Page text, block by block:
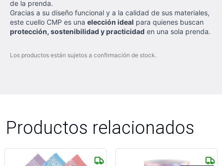
de la prenda.
Gracias a su diseño funcional y a la calidad de sus materiales,
este cuello CMP es una elección ideal para quienes buscan
protección, sostenibilidad y practicidad en una sola prenda.
Los productos están sujetos a confirmación de stock.
Productos relacionados